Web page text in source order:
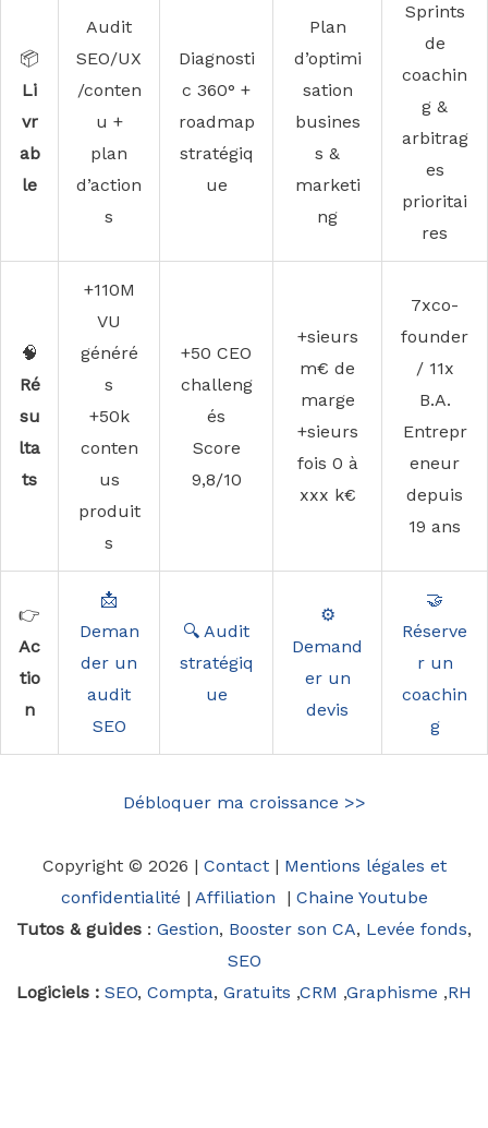
📦
Li
vr
ab
le
Audit
SEO/UX
/conten
u +
plan
d’action
s
Diagnosti
c 360° +
roadmap
stratégiq
ue
Plan
d’optimi
sation
busines
s &
marketi
ng
Sprints
de
coachin
g &
arbitrag
es
prioritai
res
🧠
Ré
su
lta
ts
+110M
VU
généré
s
+50k
conten
us
produit
s
+50 CEO
challeng
és
Score
9,8/10
+sieurs
m€ de
marge
+sieurs
fois 0 à
xxx k€
7xco-
founder
/ 11x
B.A.
Entrepr
eneur
depuis
19 ans
👉
Ac
tio
n
📩
Deman
der un
audit
SEO
🔍 Audit
stratégiq
ue
⚙️
Demand
er un
devis
🤝
Réserve
r un
coachin
g
Débloquer ma croissance >>
Copyright © 2026 | Contact| Mentions légales et
confidentialité | Affiliation | Chaine Youtube
Tutos & guides : Gestion, Booster son CA, Levée fonds,
SEO
Logiciels : SEO, Compta, Gratuits ,CRM ,Graphisme ,RH